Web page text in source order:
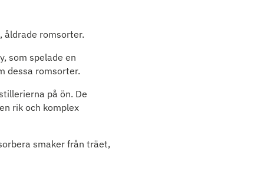
åldrade romsorter.
som spelade en
dessa romsorter.
på ön. De
rik och komplex
smaker från träet,